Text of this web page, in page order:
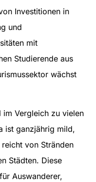
Investitionen in
und
mit
Studierende aus
wächst
im Vergleich zu vielen
ist ganzjährig mild,
von Stränden
Städten. Diese
Auswanderer,